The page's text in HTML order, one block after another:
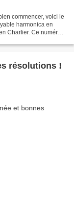
commencer, voici le
harmonica en
Charlier. Ce numéro
résolutions !